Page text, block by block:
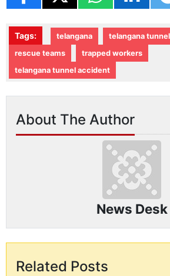
Tags: telangana
telangana
rescue teams
trapped workers
telangana tunnel accident
About The Author
News Desk
Related Posts